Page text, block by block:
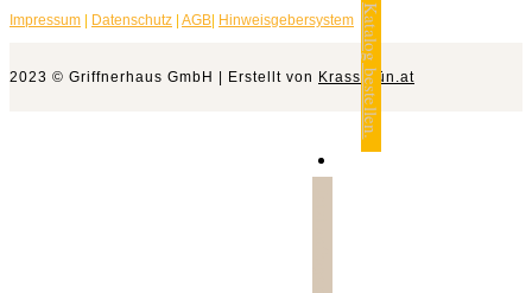
Impressum | Datenschutz | AGB| Hinweisgebersystem
2023 © Griffnerhaus GmbH | Erstellt von Krassgrün.at
Katalog bestellen.